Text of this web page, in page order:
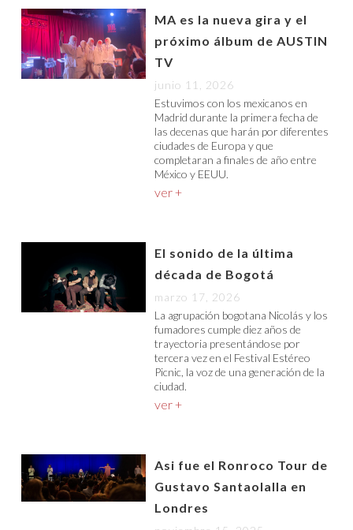
MA es la nueva gira y el
próximo álbum de AUSTIN
TV
junio 11, 2026
Estuvimos con los mexicanos en
Madrid durante la primera fecha de
las decenas que harán por diferentes
ciudades de Europa y que
completaran a finales de año entre
México y EEUU.
ver +
El sonido de la última
década de Bogotá
marzo 17, 2026
La agrupación bogotana Nicolás y los
fumadores cumple diez años de
trayectoria presentándose por
tercera vez en el Festival Estéreo
Picnic, la voz de una generación de la
ciudad.
ver +
Asi fue el Ronroco Tour de
Gustavo Santaolalla en
Londres